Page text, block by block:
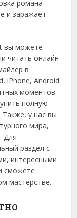
романа
и заражает
вы можете
читать онлайн
в
iPhone, Android
моментов
полную
у нас вы
мира,
Для
раздел с
интересными
сможете
мастерстве.